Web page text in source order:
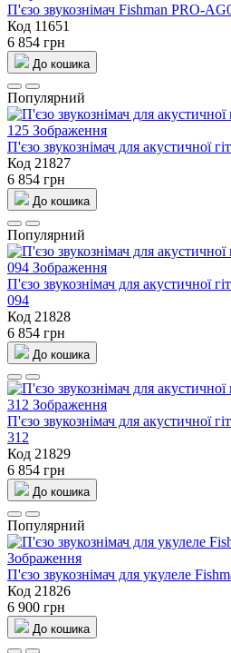
П'єзо звукознімач Fishman PRO-
Код 11651
6 854 грн
До кошика
Популярний
П'єзо звукознімач для акустичної
Код 21827
6 854 грн
До кошика
Популярний
П'єзо звукознімач для акустичної
094
Код 21828
6 854 грн
До кошика
П'єзо звукознімач для акустичної
312
Код 21829
6 854 грн
До кошика
Популярний
П'єзо звукознімач для укулеле
Код 21826
6 900 грн
До кошика